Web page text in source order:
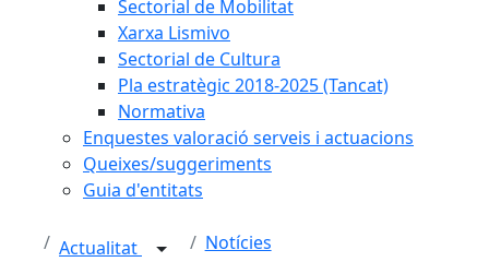
Sectorial de Mobilitat
Xarxa Lismivo
Sectorial de Cultura
Pla estratègic 2018-2025 (Tancat)
Normativa
Enquestes valoració serveis i actuacions
Queixes/suggeriments
Guia d'entitats
Actualitat Notícies